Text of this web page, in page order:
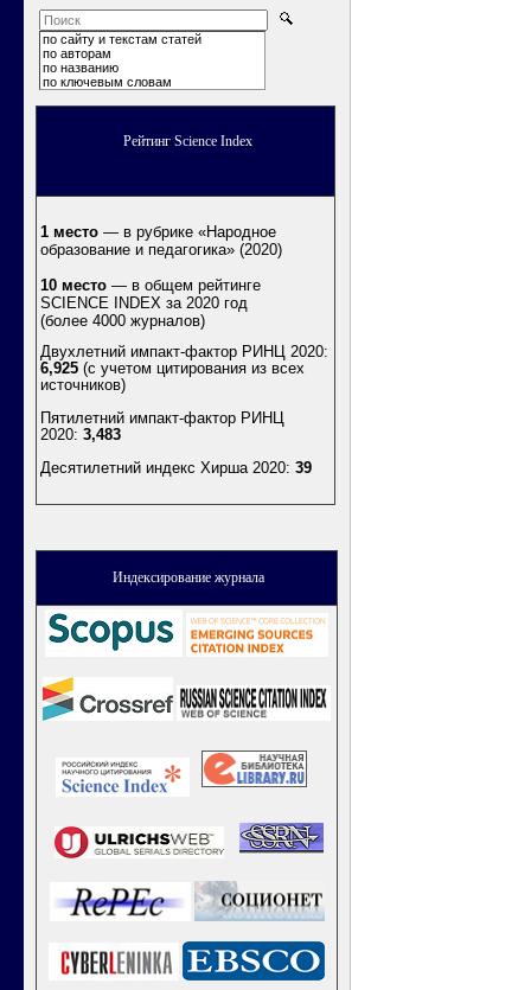
по сайту и текстам статей
по авторам
по названию
по ключевым словам
Рейтинг Science Index
1 место — в рубрике «Народное
образование и педагогика» (2020)
10 место — в общем рейтинге
SCIENCE INDEX за 2020 год
(более 4000 журналов)
Двухлетний импакт-фактор РИНЦ 2020:
6,925 (с учетом цитирования из всех
источников)
Пятилетний импакт-фактор РИНЦ
2020: 3,483
Десятилетний индекс Хирша 2020: 39
Индексирование журнала